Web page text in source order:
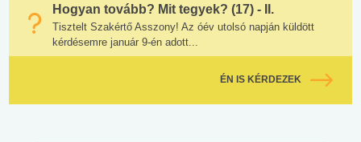
Hogyan tovább? Mit tegyek? (17) - II.
Tisztelt Szakértő Asszony! Az óév utolsó napján küldött
kérdésemre január 9-én adott...
ÉN IS KÉRDEZEK